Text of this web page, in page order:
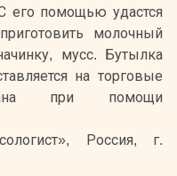
его помощью удастся
молочный
мусс. Бутылка
на торговые
при помощи
Россия, г.